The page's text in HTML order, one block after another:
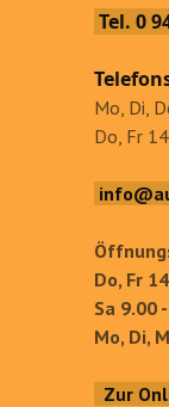
Tel. 0
Mo, Di,
Do, Fr
Do, Fr
Sa 9.00
Mo, Di,
Zur